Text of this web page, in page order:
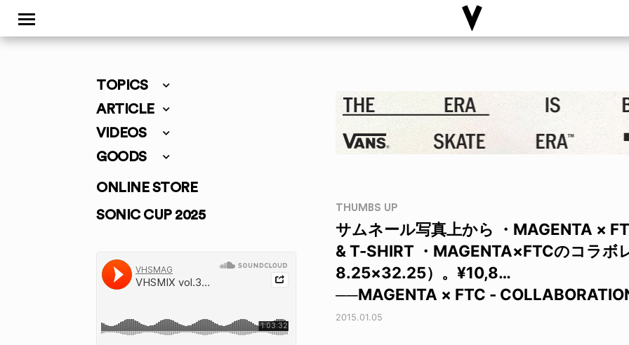
TOPICS
ARTICLE
VIDEOS
GOODS
ONLINE STORE
SONIC CUP 2025
THUMBS UP
サムネール写真上から ・MAGENTA ×
& T-SHIRT ・MAGENTA×FTCのコラ
8.25×32.25）。¥10,8…
──MAGENTA × FTC -
2015.01.05